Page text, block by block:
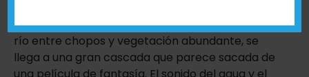
de Villahermosa del Río, y tras seguir el curso del
río entre chopos y vegetación abundante, se
llega a una gran cascada que parece sacada de
una película de fantasía. El sonido del agua y el